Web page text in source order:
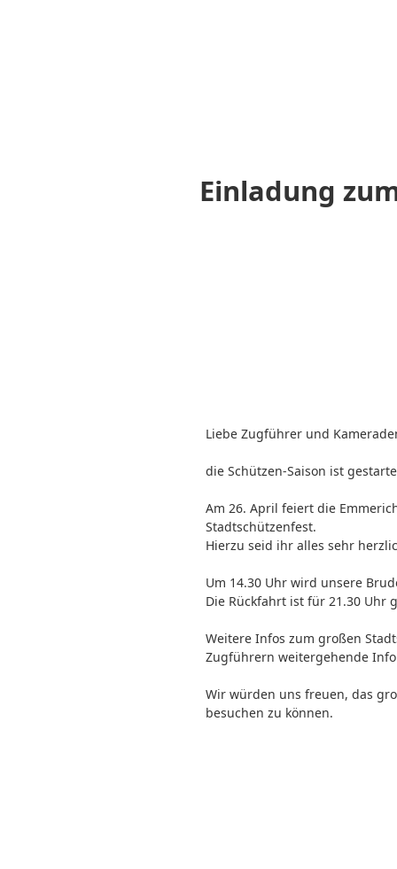
Einladung
Liebe Zugführer und
die Schützen-Saison ist
Am 26. April feiert die
Stadtschützenfest.
Hierzu seid ihr alles sehr
Um 14.30 Uhr wird unsere
Die Rückfahrt ist für 21.30 Uhr
Weitere Infos zum großen
Zugführern weitergehende
Wir würden uns freuen, das
besuchen zu können.